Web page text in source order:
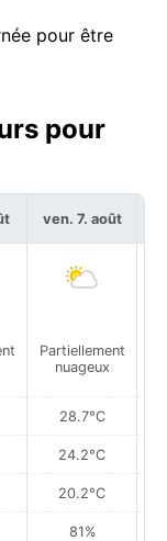
pour être
pour
ven. 7. août
Partiellement
nuageux
28.7°C
24.2°C
20.2°C
81%